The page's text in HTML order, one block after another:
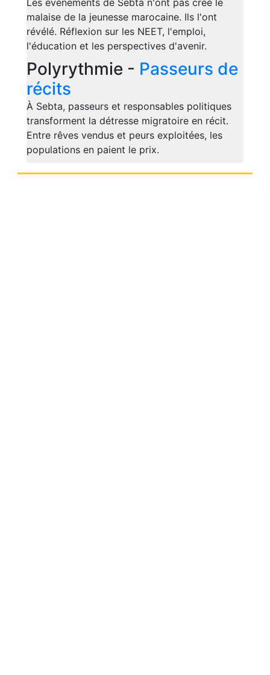
Les événements de Sebta n'ont pas créé le
malaise de la jeunesse marocaine. Ils l'ont
révélé. Réflexion sur les NEET, l'emploi,
l'éducation et les perspectives d'avenir.
Polyrythmie - Passeurs de
récits
À Sebta, passeurs et responsables politiques
transforment la détresse migratoire en récit.
Entre rêves vendus et peurs exploitées, les
populations en paient le prix.